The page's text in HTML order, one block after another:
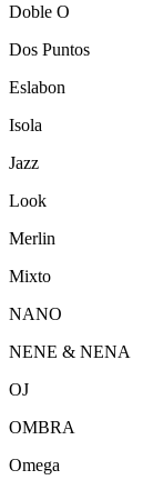
Doble O
Dos Puntos
Eslabon
Isola
Jazz
Look
Merlin
Mixto
NANO
NENE & NENA
OJ
OMBRA
Omega